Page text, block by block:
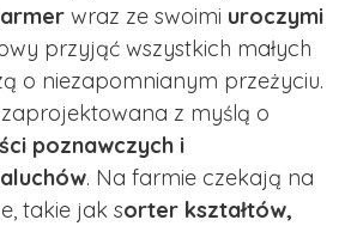
wraz ze swoimi uroczymi
przyjąć wszystkich małych
o niezapomnianym przeżyciu.
z myślą o
poznawczych i
. Na farmie czekają na
takie jak sorter kształtów,